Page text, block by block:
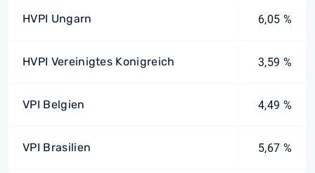
HVPI Ungarn 6,05 %
HVPI Vereinigtes Konigreich 3,59 %
VPI Belgien 4,49 %
VPI Brasilien 5,67 %